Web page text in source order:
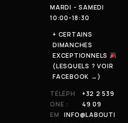
MARDI - SAMEDI
10:00-18:30
+ CERTAINS
DIMANCHES
EXCEPTIONNELS
(LESQUELS ? VOIR
FACEBOOK →)
TÉLÉPH
ONE :
+32 2 539
49 09
EM
INFO@LABOUTI